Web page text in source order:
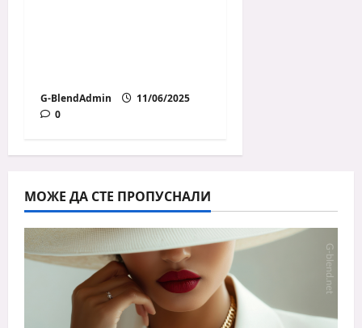
G-BlendAdmin
11/06/2025
0
МОЖЕ ДА СТЕ ПРОПУСНАЛИ